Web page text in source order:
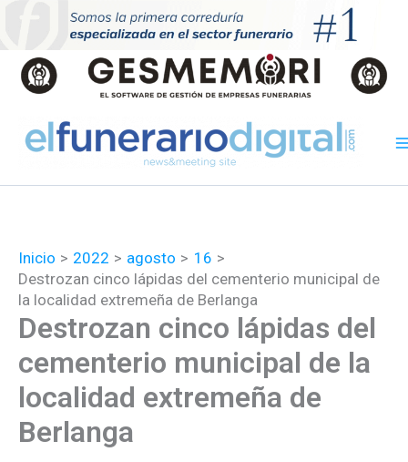
contenido
Inicio 2022 agosto
16
Destrozan cinco lápidas del cementerio municipal de
la localidad extremeña de Berlanga
Destrozan cinco lápidas del
cementerio municipal de la
localidad extremeña de
Berlanga